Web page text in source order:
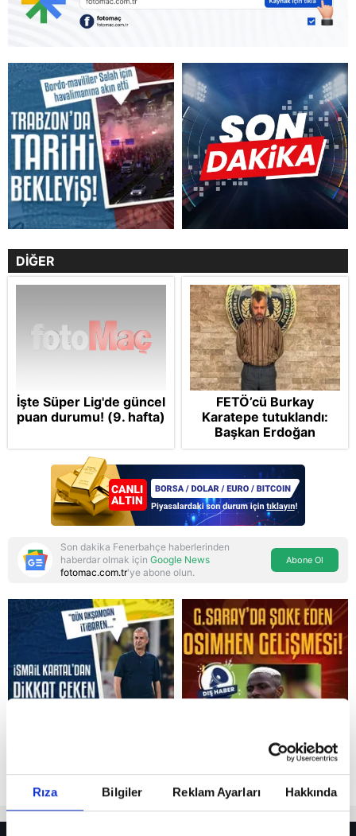
Rıza Bilgiler Reklam Ayarları Hakkında
Reddet
DİĞER
İşte Süper Lig'de güncel
puan durumu! (9. hafta)
FETÖ’cü Burkay
Karatepe tutuklandı:
Başkan Erdoğan
şikayetçi oldu! 5 suçtan
dava talebi
Son dakika Fenerbahçe haberlerinden
haberdar olmak için Google News
fotomac.com.tr'ye abone olun.
Abone Ol